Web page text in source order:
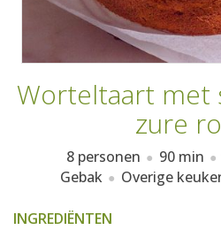
Worteltaart met
zure
8 personen 90 min
Gebak
Overige
INGREDIËNTEN